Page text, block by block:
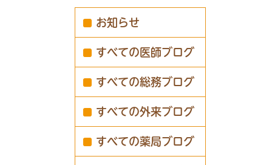
お知らせ
すべての医師ブログ
すべての総務ブログ
すべての外来ブログ
すべての薬局ブログ